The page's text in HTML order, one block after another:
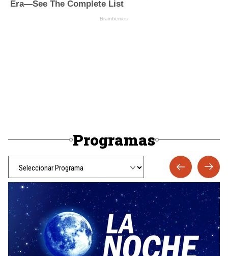
Programas